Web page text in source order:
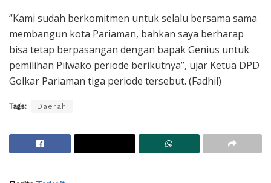
“Kami sudah berkomitmen untuk selalu bersama sama
membangun kota Pariaman, bahkan saya berharap
bisa tetap berpasangan dengan bapak Genius untuk
pemilihan Pilwako periode berikutnya”, ujar Ketua DPD
Golkar Pariaman tiga periode tersebut. (Fadhil)
Tags: Daerah